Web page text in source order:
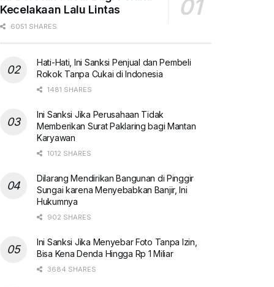
Kecelakaan Lalu Lintas
6051 SHARES
Hati-Hati, Ini Sanksi Penjual dan Pembeli
Rokok Tanpa Cukai di Indonesia
1481 SHARES
Ini Sanksi Jika Perusahaan Tidak
Memberikan Surat Paklaring bagi Mantan
Karyawan
1012 SHARES
Dilarang Mendirikan Bangunan di Pinggir
Sungai karena Menyebabkan Banjir, Ini
Hukumnya
902 SHARES
Ini Sanksi Jika Menyebar Foto Tanpa Izin,
Bisa Kena Denda Hingga Rp 1 Miliar
3684 SHARES